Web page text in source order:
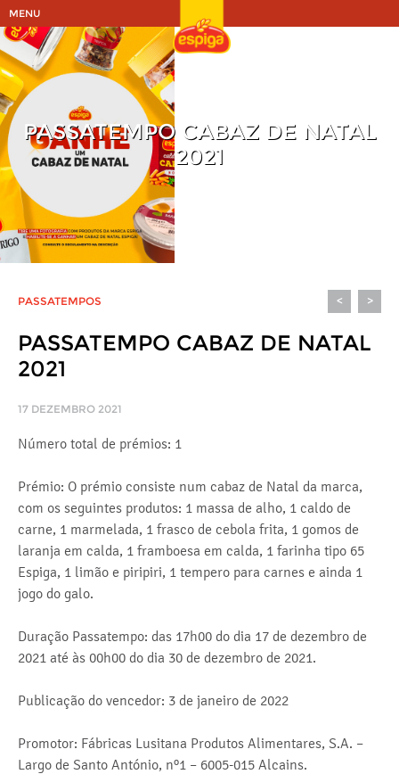
MENU
PASSATEMPO CABAZ DE NATAL
2021
PASSATEMPOS < >
PASSATEMPO CABAZ DE NATAL
2021
17 DEZEMBRO 2021
Número total de prémios: 1
Prémio: O prémio consiste num cabaz de Natal da marca,
com os seguintes produtos: 1 massa de alho, 1 caldo de
carne, 1 marmelada, 1 frasco de cebola frita, 1 gomos de
laranja em calda, 1 framboesa em calda, 1 farinha tipo 65
Espiga, 1 limão e piripiri, 1 tempero para carnes e ainda 1
jogo do galo.
Duração Passatempo: das 17h00 do dia 17 de dezembro de
2021 até às 00h00 do dia 30 de dezembro de 2021.
Publicação do vencedor: 3 de janeiro de 2022
Promotor: Fábricas Lusitana Produtos Alimentares, S.A. –
Largo de Santo António, nº1 – 6005-015 Alcains.